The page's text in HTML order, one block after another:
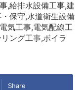
,給排水設備工事,建
保守,水道衛生設備
気工事,電気配線工
ング工事,ボイラ
Share